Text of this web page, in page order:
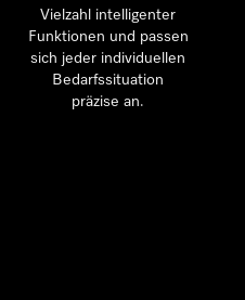
Vielzahl intelligenter
Funktionen und passen
sich jeder individuellen
Bedarfssituation
präzise an.